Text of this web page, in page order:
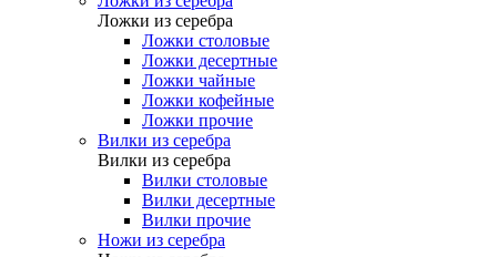
Ложки из серебра
Ложки столовые
Ложки десертные
Ложки чайные
Ложки кофейные
Ложки прочие
Вилки из серебра
Вилки из серебра
Вилки столовые
Вилки десертные
Вилки прочие
Ножи из серебра